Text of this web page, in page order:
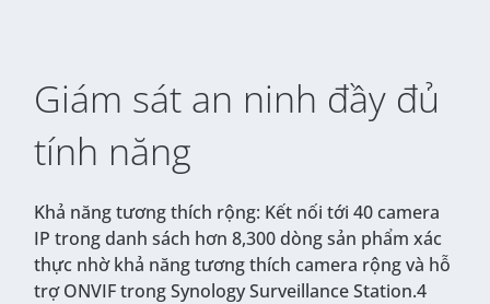
Giám sát an ninh đầy đủ
tính năng
Khả năng tương thích rộng: Kết nối tới 40 camera
IP trong danh sách hơn 8,300 dòng sản phẩm xác
thực nhờ khả năng tương thích camera rộng và hỗ
trợ ONVIF trong Synology Surveillance Station.4